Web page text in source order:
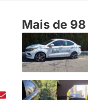
Mais de 98